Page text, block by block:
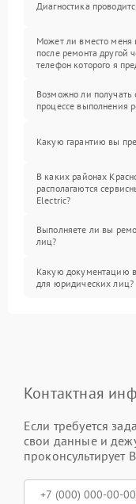
Диагностика
Может ли вместо меня
после ремонта другой
телефон которого я
Возможно ли получать
процессе выполнения
Какую гарантию вы
В каких районах
располагаются
Electric?
Выполняете ли вы
лиц?
Какую документацию
для юридических лиц?
Контактная
Если требуется
свои данные и
проконсультирует